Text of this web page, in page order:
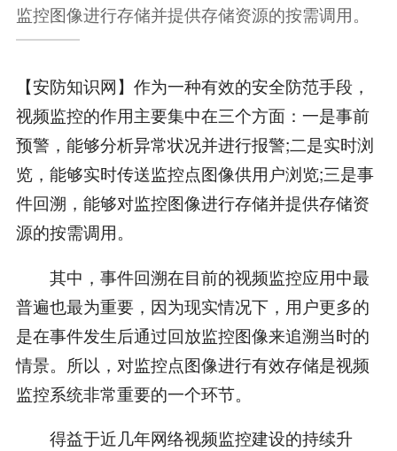
监控图像进行存储并提供存储资源的按需调用。
【安防知识网】作为一种有效的安全防范手段，
视频监控的作用主要集中在三个方面：一是事前
预警，能够分析异常状况并进行报警;二是实时浏
览，能够实时传送监控点图像供用户浏览;三是事
件回溯，能够对监控图像进行存储并提供存储资
源的按需调用。
其中，事件回溯在目前的视频监控应用中最
普遍也最为重要，因为现实情况下，用户更多的
是在事件发生后通过回放监控图像来追溯当时的
情景。所以，对监控点图像进行有效存储是视频
监控系统非常重要的一个环节。
得益于近几年网络视频监控建设的持续升